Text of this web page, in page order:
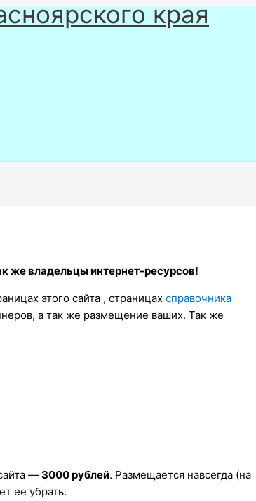
края
же владельцы интернет-ресурсов!
этого сайта , страницах справочника
а так же размещение ваших. Так же
— 3000 рублей. Размещается навсегда (на
ее убрать.